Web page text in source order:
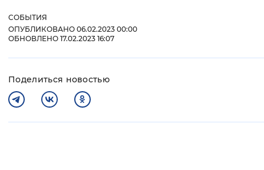
СОБЫТИЯ
ОПУБЛИКОВАНО 06.02.2023 00:00
ОБНОВЛЕНО 17.02.2023 16:07
Поделиться новостью